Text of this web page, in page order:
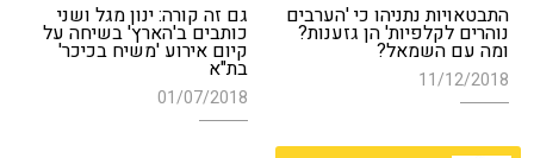
התבטאויות נתניהו כי 'הערבים
נוהרים לקלפיות' הן גזענות?
ומה עם השמאל?
11/12/2018
גם זה קורה: ינון מגל ושני
כותבים ב'הארץ' בשיחה על
קיום אירוע 'משיח בכיכר'
בת"א
01/07/2018